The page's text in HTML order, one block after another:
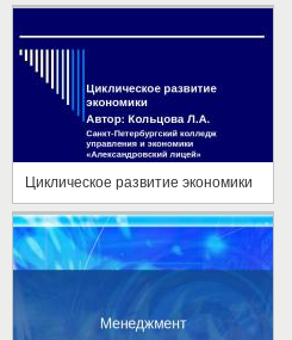
Циклическое развитие экономики